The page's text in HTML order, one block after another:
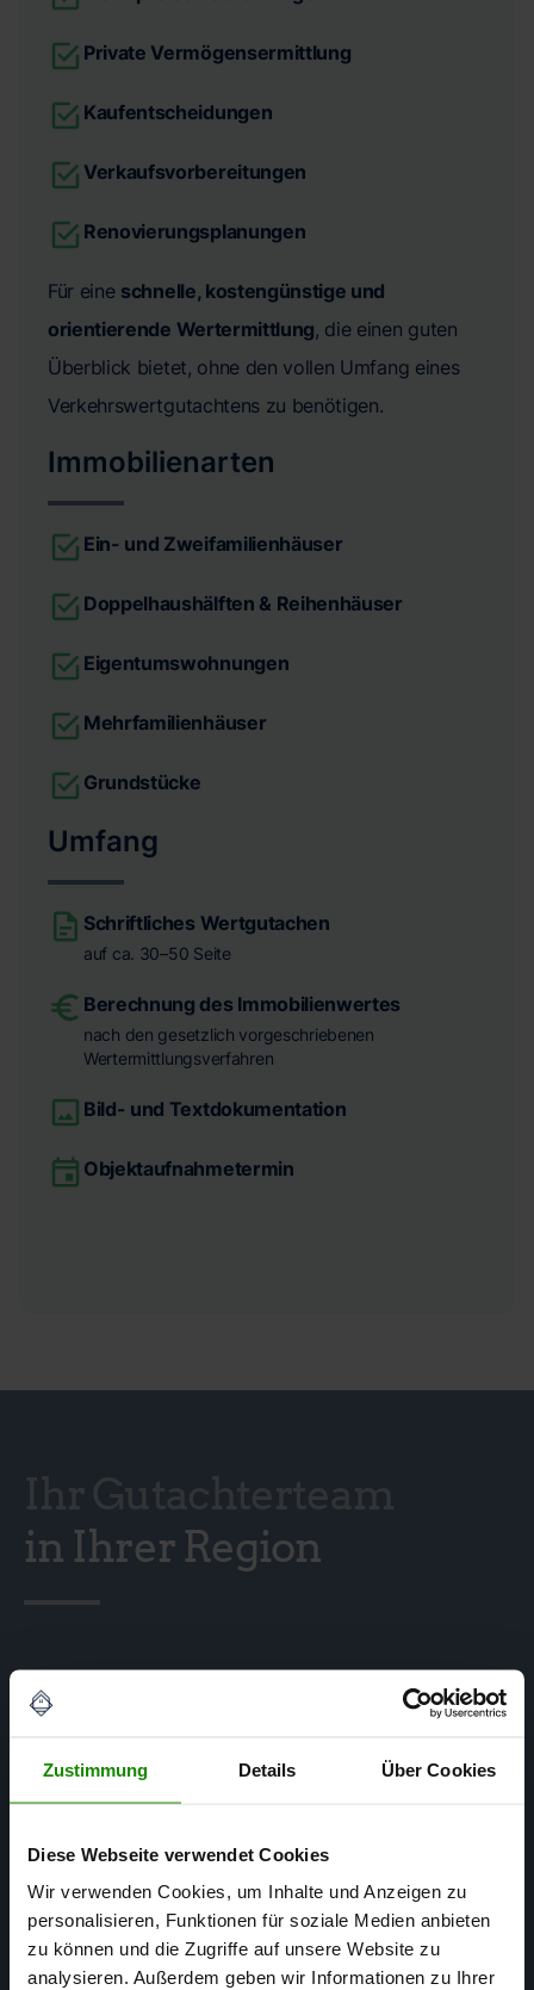
Zustimmung Details Über Cookies
Diese Webseite verwendet Cookies
Wir verwenden Cookies, um Inhalte und Anzeigen zu
personalisieren, Funktionen für soziale Medien anbieten
zu können und die Zugriffe auf unsere Website zu
analysieren. Außerdem geben wir Informationen zu Ihrer
Private Vermögensermittlung
Kaufentscheidungen
Verkaufsvorbereitungen
Renovierungsplanungen
Für eine schnelle, kostengünstige und
orientierende Wertermittlung, die einen guten
Überblick bietet, ohne den vollen Umfang eines
Verkehrswertgutachtens zu benötigen.
Immobilienarten
Ein- und Zweifamilienhäuser
Doppelhaushälften & Reihenhäuser
Eigentumswohnungen
Mehrfamilienhäuser
Grundstücke
Umfang
Schriftliches Wertgutachen
auf ca. 30–50 Seite
Berechnung des Immobilienwertes
nach den gesetzlich vorgeschriebenen
Wertermittlungsverfahren
Bild- und Textdokumentation
Objektaufnahmetermin
in Ihrer Region